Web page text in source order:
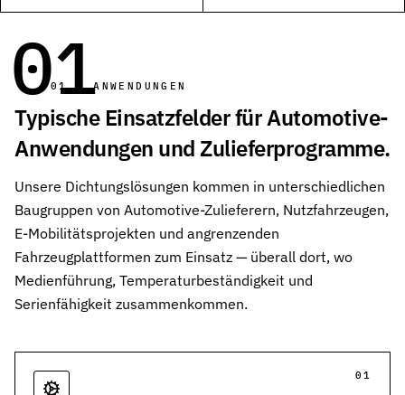
Zuverlässige Dichtungen für sicherheitskritische Systeme
Stangendichtungen
Dichtungen für höchste Ansprüche in Hydraulik und Pneumatik
Kolbendichtungen
Sichere Abdichtung von Kolbenbewegungen in Hydraulik- und
Universelle Dichtungslösung für vielfältige Anwendungen
Rotationsdichtungen
Dichtungslösungen für rotierende Wellen und Rotoren
Abstreifer
Führungsringe
Präzise Führung von Kolben und Stangen, verhindert
01
01 — ANWENDUNGEN
Typische Einsatzfelder für Automotive-
Anwendungen und Zulieferprogramme.
Unsere Dichtungslösungen kommen in unterschiedlichen
Baugruppen von Automotive-Zulieferern, Nutzfahrzeugen,
E-Mobilitätsprojekten und angrenzenden
Fahrzeugplattformen zum Einsatz — überall dort, wo
Medienführung, Temperaturbeständigkeit und
Serienfähigkeit zusammenkommen.
01